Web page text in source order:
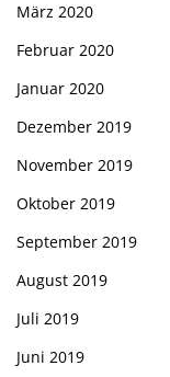
März 2020
Februar 2020
Januar 2020
Dezember 2019
November 2019
Oktober 2019
September 2019
August 2019
Juli 2019
Juni 2019